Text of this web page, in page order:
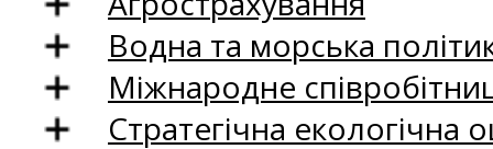
Водна та морська
Міжнародне
Стратегічна екологічна